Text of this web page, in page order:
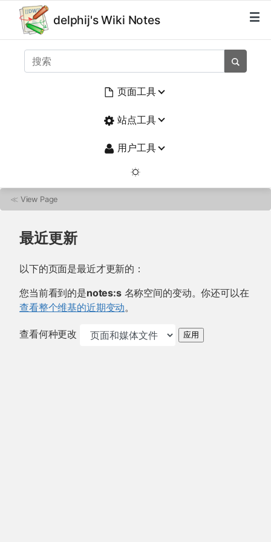
delphij's Wiki Notes
页面工具
站点工具
用户工具
≪ View Page
最近更新
以下的页面是最近才更新的：
您当前看到的是notes:s名称空间的变动。你还可以在
查看整个维基的近期变动。
查看何种更改 应用